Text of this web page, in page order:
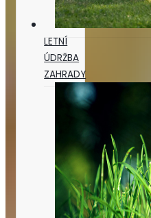
LETNÍ
ÚDRŽBA
ZAHRADY